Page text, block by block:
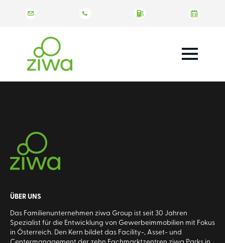
ÜBER UNS
Das Familienunternehmen ziwa Group ist seit 30 Jahren
Spezialist für die Entwicklung von Gewerbeimmobilien mit Fokus
in Österreich. Den Kern bildet das Facility-, Asset- und